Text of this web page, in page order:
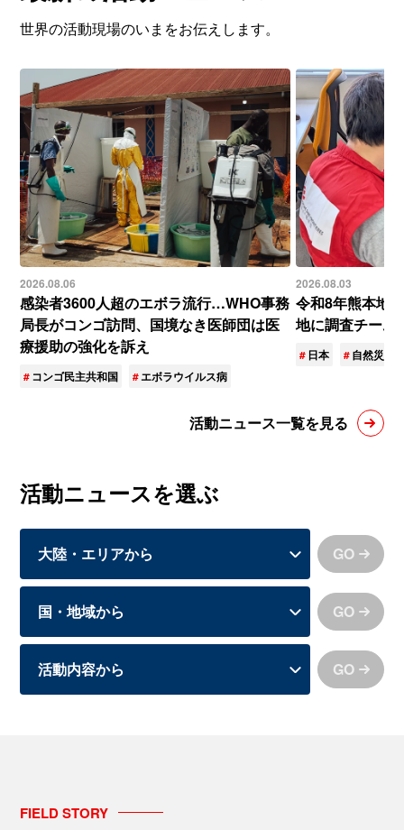
世界の活動現場のいまをお伝えします。
2026.08.06
感染者3600人超のエボラ流行…WHO事務
局長がコンゴ訪問、国境なき医師団は医
療援助の強化を訴え
コンゴ民主共和国 エボラウイルス病
2026.08.03
令和8年熊本地
地に調査チーム
日本 自然災害
活動ニュース一覧を見る
活動ニュースを選ぶ
GO
GO
GO
FIELDSTORY